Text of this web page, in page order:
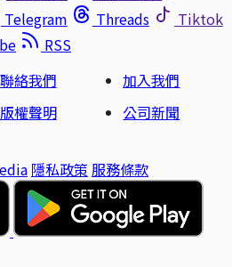
Telegram Threads
Tiktok
RSS
聯絡我們
加入我們
版權聲明
公司新聞
隱私政策 服務條款